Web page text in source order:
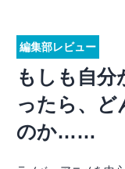
編集部レビュー
もしも自分
ったら、ど
のか……